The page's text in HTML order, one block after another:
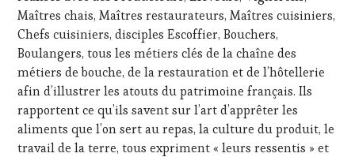
Maîtres chais, Maîtres restaurateurs, Maîtres cuisiniers,
Chefs cuisiniers, disciples Escoffier, Bouchers,
Boulangers, tous les métiers clés de la chaîne des
métiers de bouche, de la restauration et de l’hôtellerie
afin d’illustrer les atouts du patrimoine français. Ils
rapportent ce qu’ils savent sur l’art d’apprêter les
aliments que l’on sert au repas, la culture du produit, le
travail de la terre, tous expriment « leurs ressentis » et